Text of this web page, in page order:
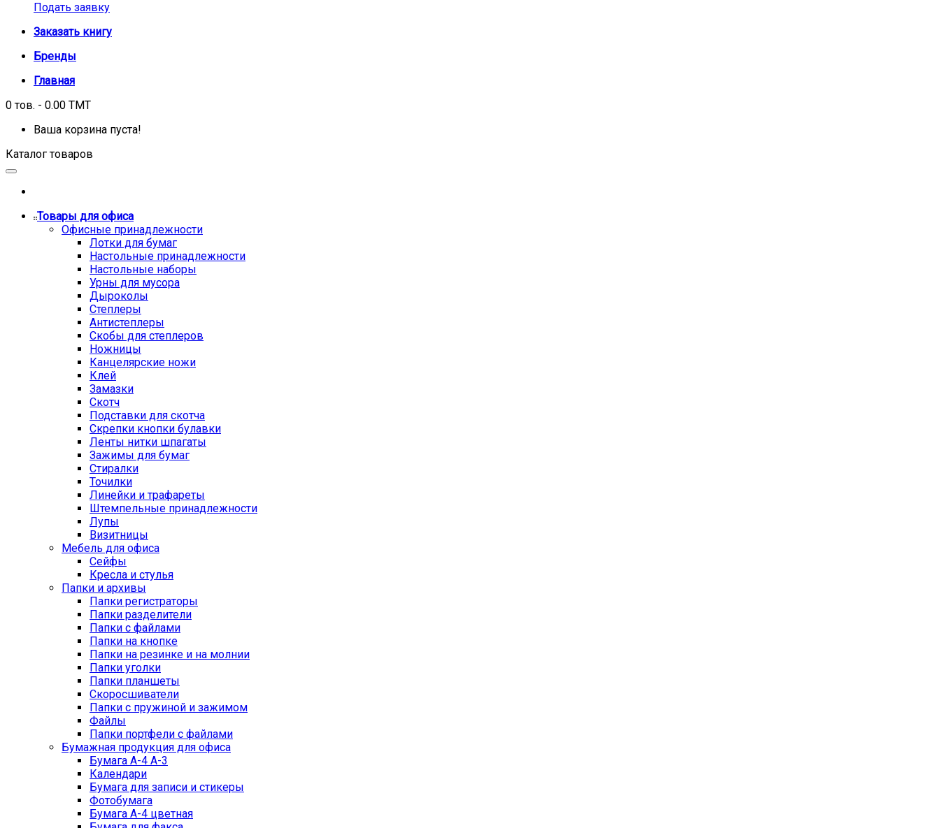
Подать заявку
Заказать книгу
Бренды
Главная
0 тов. - 0.00 TMT
Ваша корзина пуста!
Каталог товаров
Товары для офиса
Офисные принадлежности
Лотки для бумаг
Настольные принадлежности
Настольные наборы
Урны для мусора
Дыроколы
Степлеры
Антистеплеры
Скобы для степлеров
Ножницы
Канцелярские ножи
Клей
Замазки
Скотч
Подставки для скотча
Скрепки кнопки булавки
Ленты нитки шпагаты
Зажимы для бумаг
Стиралки
Точилки
Линейки и трафареты
Штемпельные принадлежности
Лупы
Визитницы
Мебель для офиса
Сейфы
Кресла и стулья
Папки и архивы
Папки регистраторы
Папки разделители
Папки с файлами
Папки на кнопке
Папки на резинке и на молнии
Папки уголки
Папки планшеты
Скоросшиватели
Папки с пружиной и зажимом
Файлы
Папки портфели с файлами
Бумажная продукция для офиса
Бумага А-4 А-3
Календари
Бумага для записи и стикеры
Фотобумага
Бумага А-4 цветная